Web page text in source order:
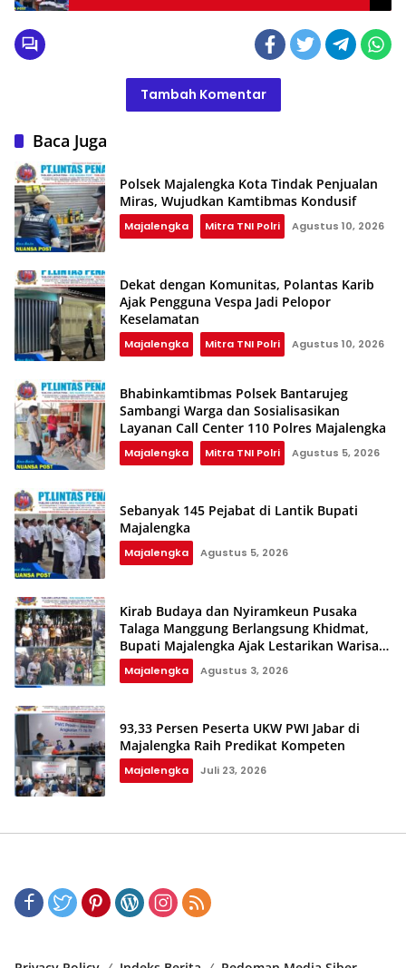
Tambah Komentar
Baca Juga
Polsek Majalengka Kota Tindak Penjualan
Miras, Wujudkan Kamtibmas Kondusif
Majalengka Mitra TNI Polri Agustus 10, 2026
Dekat dengan Komunitas, Polantas Karib
Ajak Pengguna Vespa Jadi Pelopor
Keselamatan
Majalengka Mitra TNI Polri Agustus 10, 2026
Bhabinkamtibmas Polsek Bantarujeg
Sambangi Warga dan Sosialisasikan
Layanan Call Center 110 Polres Majalengka
Majalengka Mitra TNI Polri Agustus 5, 2026
Sebanyak 145 Pejabat di Lantik Bupati
Majalengka
Majalengka Agustus 5, 2026
Kirab Budaya dan Nyiramkeun Pusaka
Talaga Manggung Berlangsung Khidmat,
Bupati Majalengka Ajak Lestarikan Warisan
Budaya
Majalengka Agustus 3, 2026
93,33 Persen Peserta UKW PWI Jabar di
Majalengka Raih Predikat Kompeten‎‎
Majalengka Juli 23, 2026